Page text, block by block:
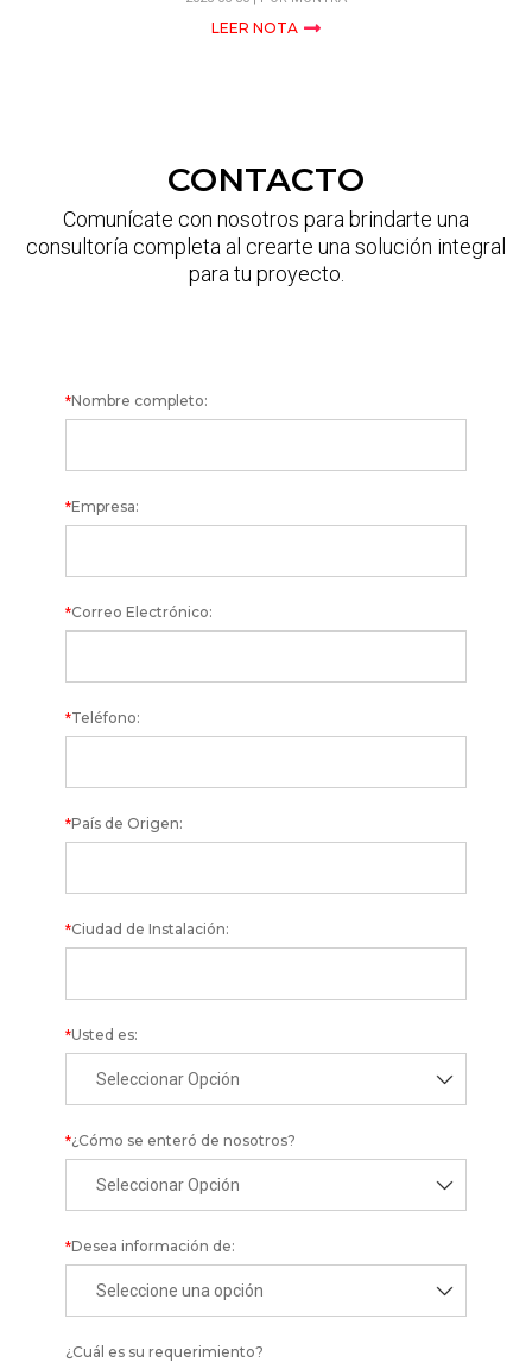
LEER NOTA
CONTACTO
Comunícate con nosotros para brindarte una
consultoría completa al crearte una solución integral
para tu proyecto.
*Nombre completo:
*Empresa:
*Correo Electrónico:
*Teléfono:
*País de Origen:
*Ciudad de Instalación:
*Usted es:
*¿Cómo se enteró de nosotros?
*Desea información de:
¿Cuál es su requerimiento?